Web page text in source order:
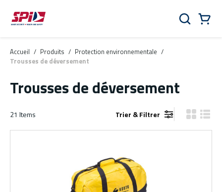
Aller au contenu principal
Skip to menu
Skip to footer
Rechercher
Accueil / Produits / Protection environnementale /
Trousses de déversement
Trousses de déversement
21 Items Trier & Filtrer Vue grille
Vue